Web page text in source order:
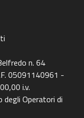
n. 64
05091140961 -
i.v.
degli Operatori di